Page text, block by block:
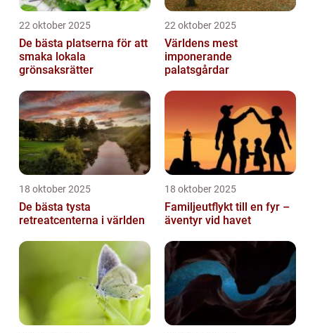
22 oktober 2025
De bästa platserna för att
smaka lokala
grönsaksrätter
22 oktober 2025
Världens mest
imponerande
palatsgårdar
18 oktober 2025
De bästa tysta
retreatcenterna i världen
18 oktober 2025
Familjeutflykt till en fyr –
äventyr vid havet